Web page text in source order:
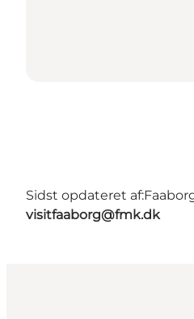
Sidst opdateret af:
visitfaaborg@fmk.dk